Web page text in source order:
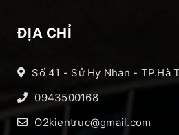
ĐỊA CHỈ
Số 41 - Sử Hy Nhan - TP.Hà
0943500168
O2kientruc@gmail.com